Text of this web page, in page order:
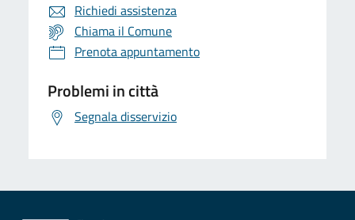
Richiedi assistenza
Chiama il Comune
Prenota appuntamento
Problemi in città
Segnala disservizio